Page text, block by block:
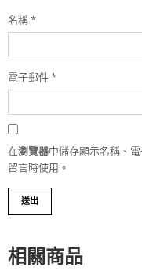
名稱*
電子郵件*
在瀏覽器中儲存顯示名稱、
留言時使用。
相關商品